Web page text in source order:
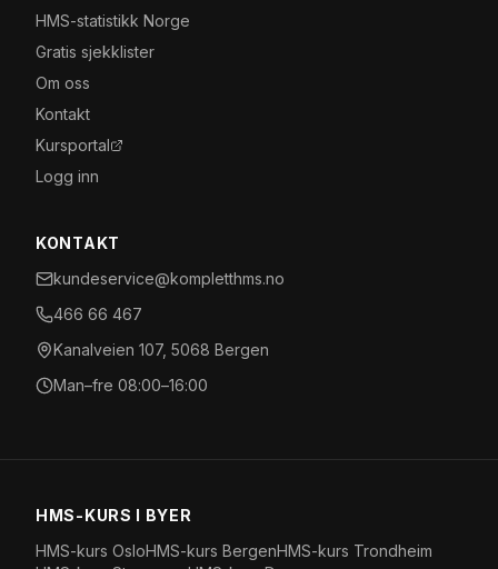
HMS-statistikk Norge
Gratis sjekklister
Om oss
Kontakt
Kursportal
Logg inn
KONTAKT
kundeservice@kompletthms.no
466 66 467
Kanalveien 107, 5068 Bergen
Man–fre 08:00–16:00
HMS-KURS I BYER
HMS-kurs OsloHMS-kurs BergenHMS-kurs Trondheim